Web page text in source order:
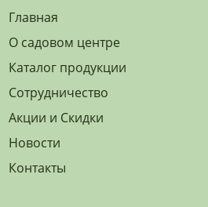
Главная
О садовом центре
Каталог продукции
Сотрудничество
Акции и Скидки
Новости
Контакты